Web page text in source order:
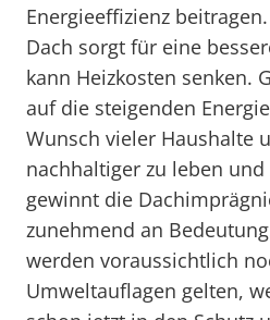
Energieeffizienz
Dach sorgt für eine
kann Heizkosten senken.
auf die steigenden
Wunsch vieler Haushalte
nachhaltiger zu leben
gewinnt die
zunehmend an
werden voraussichtlich
Umweltauflagen gelten,